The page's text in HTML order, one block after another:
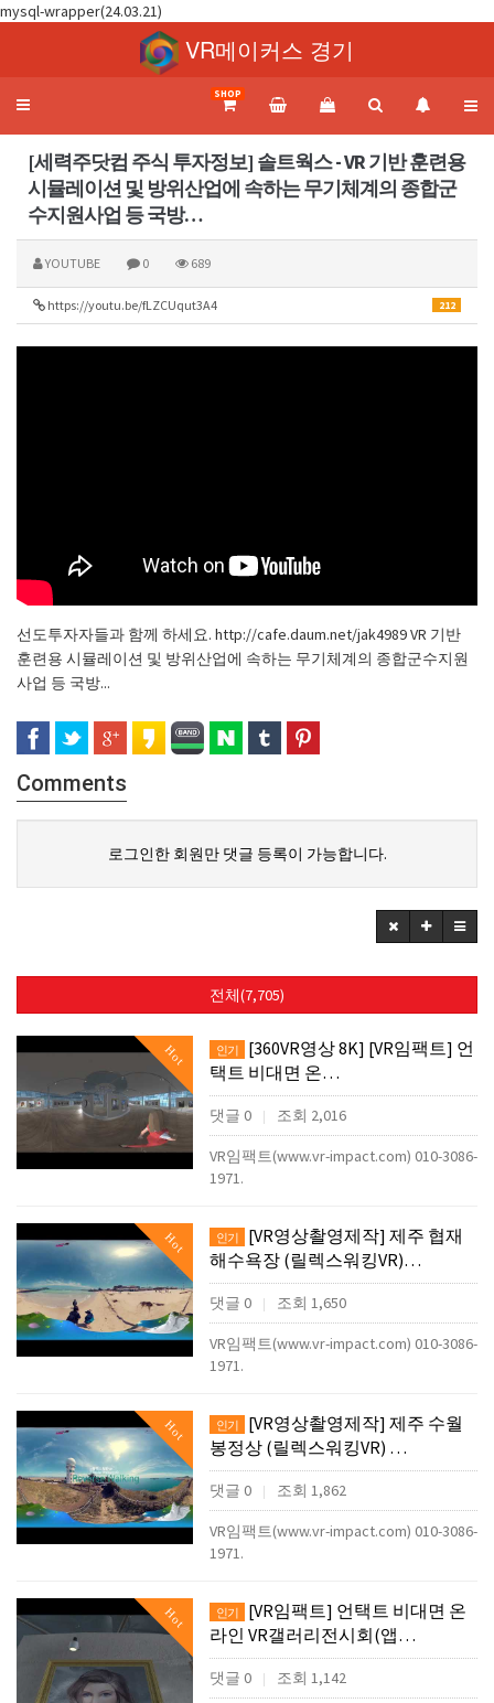
mysql-wrapper(24.03.21)
VR메이커스 경기
Toggle
SHOP
[세력주닷컴 주식 투자정보] 솔트웍스 - VR 기반 훈련용
시뮬레이션 및 방위산업에 속하는 무기체계의 종합군
수지원사업 등 국방…
YOUTUBE 0 689
212
https://youtu.be/fLZCUqut3A4
선도투자자들과 함께 하세요. http://cafe.daum.net/jak4989 VR 기반
훈련용 시뮬레이션 및 방위산업에 속하는 무기체계의 종합군수지원
사업 등 국방...
Comments
로그인한 회원만 댓글 등록이 가능합니다.
전체(7,705)
Hot 인기
[360VR영상 8K] [VR임팩트] 언
택트 비대면 온…
댓글 0 조회 2,016
VR임팩트(www.vr-impact.com) 010-3086-
1971.
Hot 인기
[VR영상촬영제작] 제주 협재
해수욕장 (릴렉스워킹VR)…
댓글 0 조회 1,650
VR임팩트(www.vr-impact.com) 010-3086-
1971.
Hot 인기
[VR영상촬영제작] 제주 수월
봉정상 (릴렉스워킹VR) …
댓글 0 조회 1,862
VR임팩트(www.vr-impact.com) 010-3086-
1971.
Hot 인기
[VR임팩트] 언택트 비대면 온
라인 VR갤러리전시회(앱…
댓글 0 조회 1,142